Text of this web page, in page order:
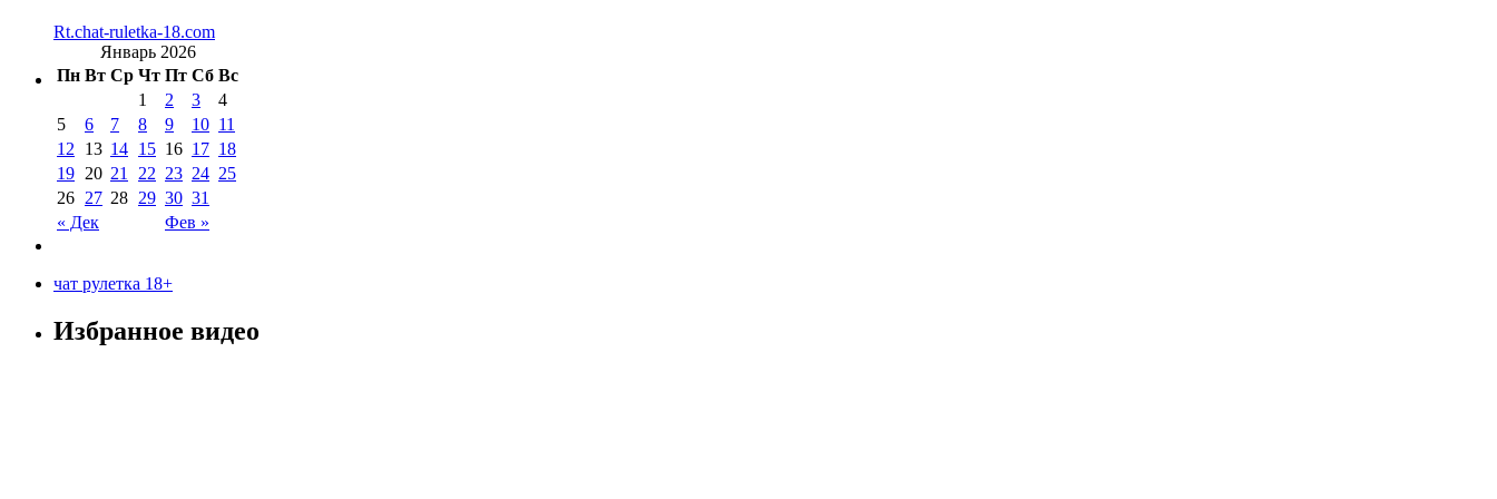
Rt.chat-ruletka-18.com
Январь 2026
Пн Вт Ср Чт Пт Сб Вс
« Дек Фев »
1 2 3
4
5
6 7 8 9 10 11
12
13 14 15 16 17 18
19 20 21 22 23 24 25
26 27 28 29 30 31
чат рулетка 18+
Избранное видео